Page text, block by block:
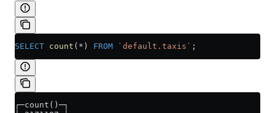
SELECT count ( * ) FROM `default.taxis` ;
┌─count()─┐